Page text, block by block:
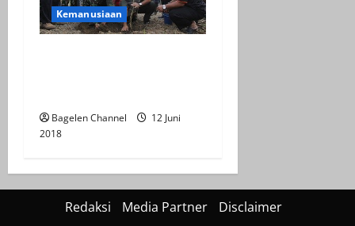
Kemanusiaan
Bagelen Channel
12 Juni
2018
Redaksi Media Partner Disclaimer